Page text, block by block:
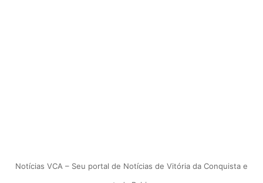
Notícias VCA – Seu portal de Notícias de Vitória da Conquista e